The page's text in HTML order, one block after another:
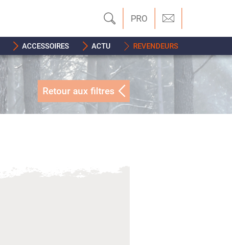
PRO
ACCESSOIRES ACTU REVENDEURS
Retour aux filtres